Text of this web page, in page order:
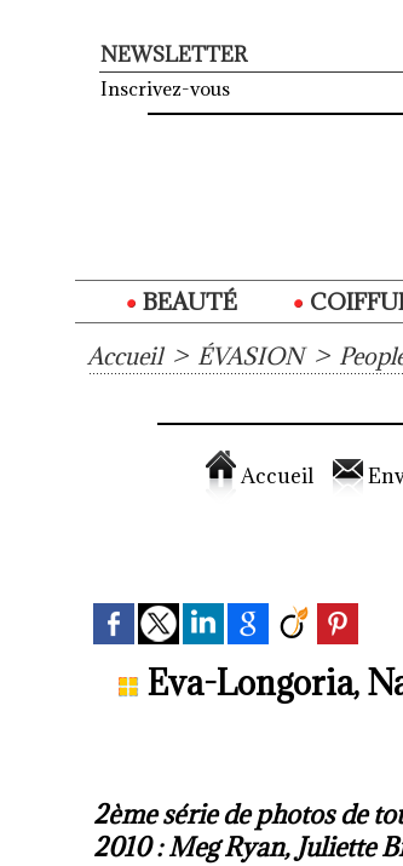
NEWSLETTER
Inscrivez-vous
BEAUTÉ
Accueil > ÉVASION >
Accueil
Eva-Longoria,
2ème série de photos de
2010 : Meg Ryan, Juliette